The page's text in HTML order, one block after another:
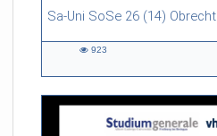
Sa-Uni SoSe 26 (14) Obrecht
46:53 duration
923